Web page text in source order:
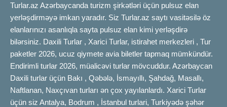
Turlar.az Azərbaycanda turizm şirkətləri üçün pulsuz elan
yerləşdirməyə imkan yaradır. Siz Turlar.az saytı vasitəsilə öz
elanlarınızı asanlıqla sayta pulsuz elan kimi yerləşdirə
bilərsiniz. Daxili Turlar , Xarici Turlar, istirahet merkezleri , Tur
paketler 2026, ucuz qiymete avia biletler tapmaq mümkündür.
Endirimli turlar 2026, müalicəvi turlar mövcuddur. Azərbaycan
Daxili turlar üçün Bakı , Qəbələ, İsmayıllı, Şahdağ, Masallı,
Naftlanan, Naxçıvan turları ən çox yayılanlardı. Xarici Turlar
üçün siz Antalya, Bodrum , İstanbul turlari, Turkiyədə şəhər